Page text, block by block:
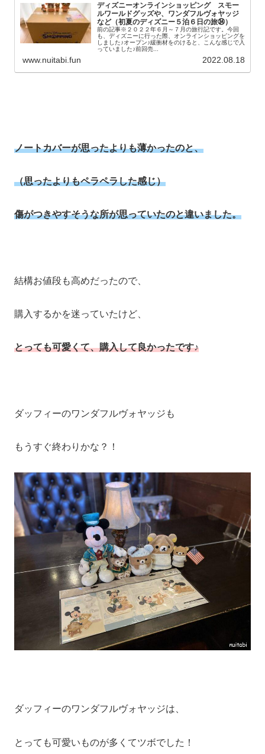
ディズニーオンラインショッピング スモー
ルワールドグッズや、ワンダフルヴォヤッジ
など（初夏のディズニー５泊６日の旅㉞）
前の記事※２０２２年６月～７月の旅行記です。今回
も、ディズニーに行った際、オンラインショッピングを
しました♪オープン♪緩衝材をのけると、こんな感じで入
っていました♪前回売...
www.nuitabi.fun 2022.08.18
ノートカバーが思ったよりも薄かったのと、
（思ったよりもペラペラした感じ）
傷がつきやすそうな所が思っていたのと違いました。
結構お値段も高めだったので、
購入するかを迷っていたけど、
とっても可愛くて、購入して良かったです♪
ダッフィーのワンダフルヴォヤッジも
もうすぐ終わりかな？！
ダッフィーのワンダフルヴォヤッジは、
とっても可愛いものが多くてツボでした！